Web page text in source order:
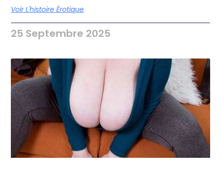
Voir L'histoire Érotique
25 Septembre 2025